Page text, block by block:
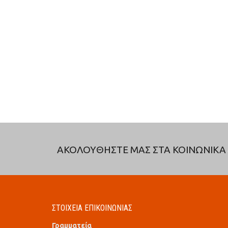
ΑΚΟΛΟΥΘΗΣΤΕ ΜΑΣ ΣΤΑ ΚΟΙΝΩΝΙΚΑ
ΣΤΟΙΧΕΙΑ ΕΠΙΚΟΙΝΩΝΙΑΣ
Γραμματεία